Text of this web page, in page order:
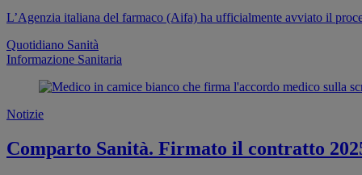
L’Agenzia italiana del farmaco (Aifa) ha ufficialmente avviato il
Quotidiano Sanità
Informazione Sanitaria
Notizie
Comparto Sanità. Firmato il contratto